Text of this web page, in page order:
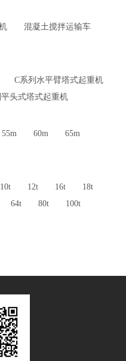
混凝土搅拌运输车
C系列水平臂塔式起重机
平头式塔式起重机
55m 60m
65m
10t 12t 16t
18t
64t 80t 100t